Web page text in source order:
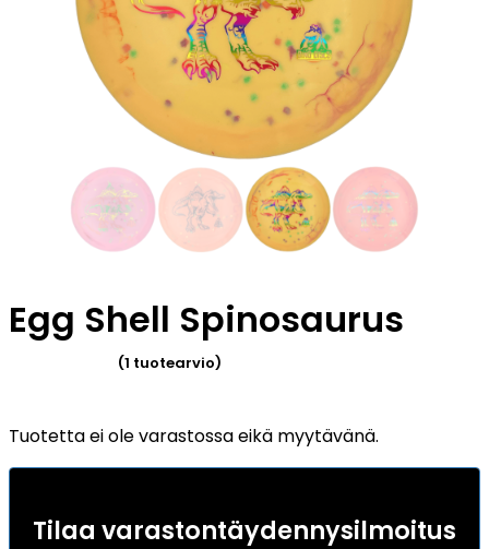
Egg Shell Spinosaurus
perustuen
(1 tuotearvio)
Tuotetta ei ole varastossa eikä myytävänä.
Tilaa varastontäydennysilmoitus